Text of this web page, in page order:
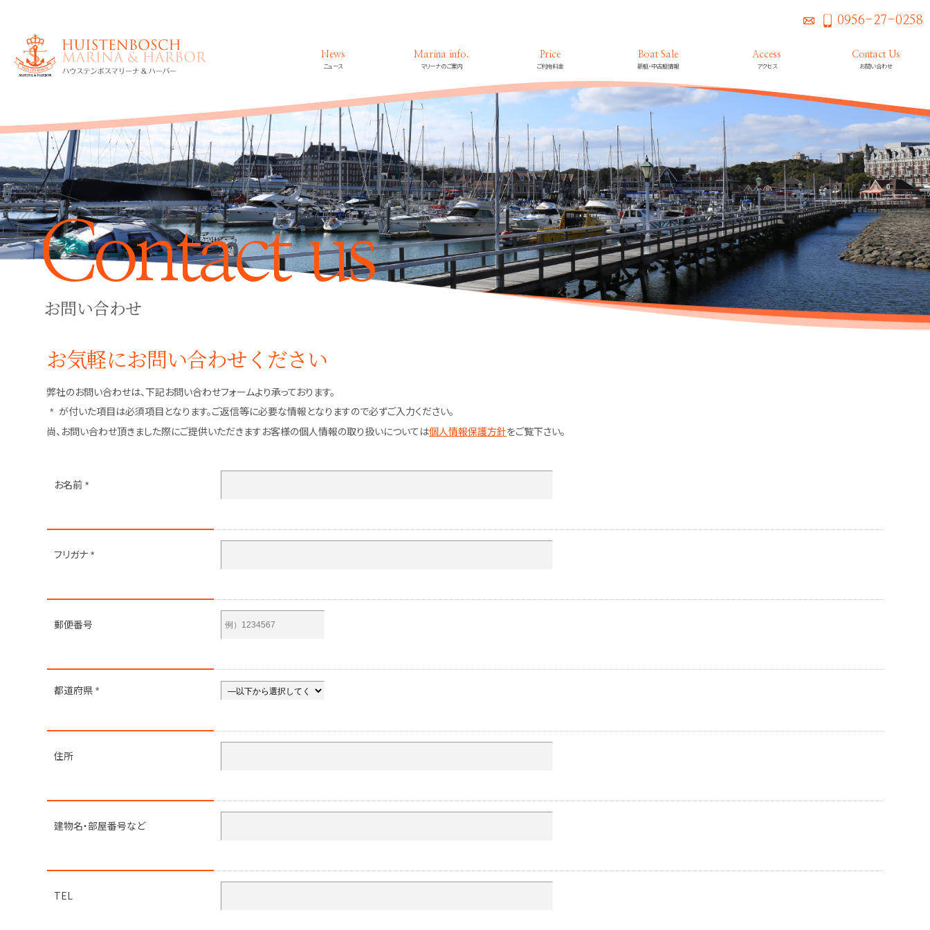
0956-27-0258
News
ニュース
Marina info.
マリーナのご案内
Price
ご利用料金
Boat Sale
新艇・中古艇情報
Access
アクセス
Contact Us
お問い合わせ
Contact us
お問い合わせ
お気軽にお問い合わせください
弊社のお問い合わせは、下記お問い合わせフォームより承っております。
* が付いた項目は必須項目となります。ご返信等に必要な情報となりますので必ずご入力ください。
尚、お問い合わせ頂きました際にご提供いただきますお客様の個人情報の取り扱いについては個人情報保護方針をご覧下さい。
お名前 *
フリガナ *
郵便番号
都道府県 *
住所
建物名・部屋番号など
TEL